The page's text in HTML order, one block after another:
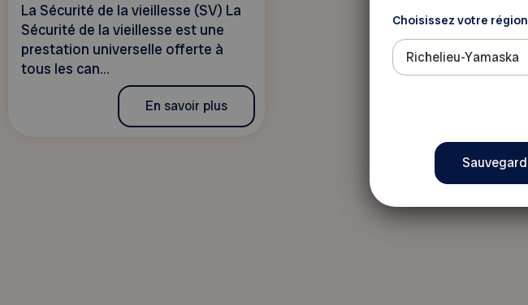
La Sécurité de la vieillesse (SV) La
Sécurité de la vieillesse est une
prestation universelle offerte à
tous les can...
En savoir plus
Choisissez votre région
Richelieu-Yamaska